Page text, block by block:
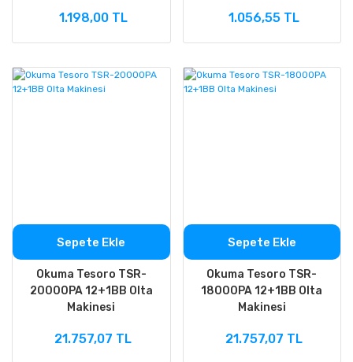
1.198,00 TL 1.056,55 TL
Sepete Ekle
Okuma Tesoro TSR-
20000PA 12+1BB Olta
Makinesi
21.757,07 TL
Sepete Ekle
Okuma Tesoro TSR-
18000PA 12+1BB Olta
Makinesi
21.757,07 TL